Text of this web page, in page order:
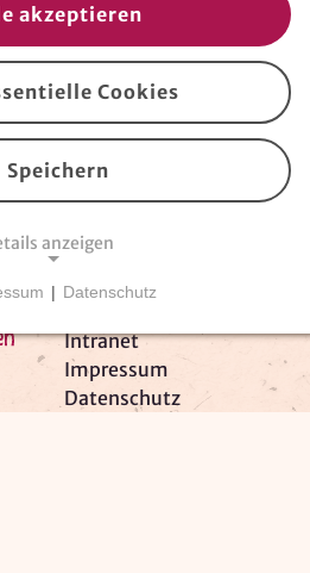
/
/
4eb127e306612
Intranet
Impressum
Datenschutz
akzeptieren
Cookies
Speichern
anzeigen
sind für den Betrieb der
und können nicht deaktiviert
technisch notwendige
| Datenschutz